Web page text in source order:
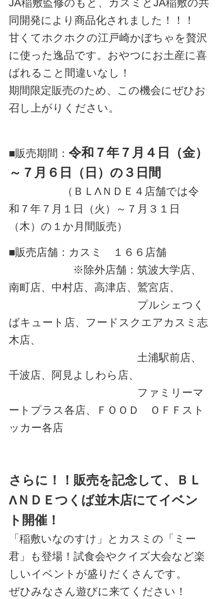
JA稲敷監修のもと、カスミとJA稲敷の共
同開発により商品化されました！！！
甘くてホクホクの江戸崎かぼちゃを贅沢
に使った逸品です。おやつにお土産に喜
ばれること間違いなし！
期間限定販売のため、この機会にぜひお
召し上がりください。
■販売期間： 令和７年７月４日（金）
～７月６日（日）の３日間
（ＢＬΛＮＤＥ４店舗では令
和７年７月１日（火）～７月３１日
（木）の１か月間販売）
■販売店舗：カスミ １６６店舗
※除外店舗：筑波大学店、
南町店、中村店、高津店、鷲宮店、
プルシェつく
ばキュート店、フードスクエアカスミ志
木店、
土浦駅前店、
千波店、阿見よしわら店、
ファミリーマ
ートプラス各店、ＦＯＯＤ ＯＦＦスト
ッカー各店
さらに！！販売を記念して、ＢＬ
ΛＮＤＥつくば並木店にてイベン
ト開催！
「稲敷いなのすけ」とカスミの「ミー
君」も登場！試食会やクイズ大会など楽
しいイベントが盛りだくさんです。
ぜひみなさん遊びに来てください！